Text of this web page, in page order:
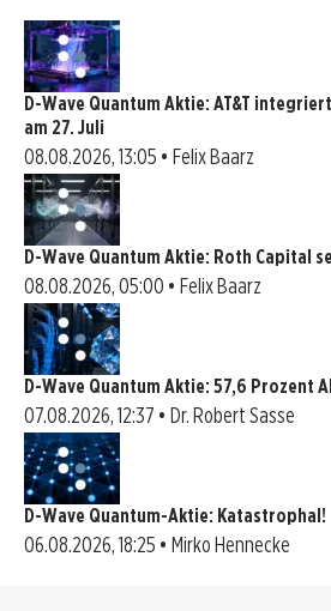
D-Wave Quantum Aktie: AT&T
am 27. Juli
08.08.2026, 13:05 • Felix Baarz
D-Wave Quantum Aktie: Roth Capital
08.08.2026, 05:00 • Felix Baarz
D-Wave Quantum Aktie: 57,6 Prozent
07.08.2026, 12:37 • Dr. Robert Sasse
D-Wave Quantum-Aktie: Katastrophal!
06.08.2026, 18:25 • Mirko Hennecke